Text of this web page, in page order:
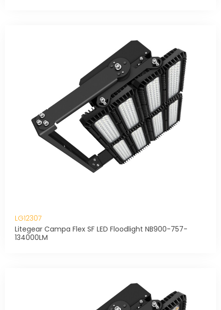
LG12307
Litegear Campa Flex SF LED Floodlight NB900-757-
134000LM